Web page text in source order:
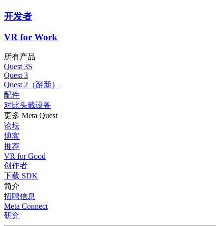
开发者
VR for Work
所有产品
Quest 3S
Quest 3
Quest 2（翻新）
配件
对比头戴设备
更多 Meta Quest
论坛
博客
推荐
VR for Good
创作者
下载 SDK
简介
招聘信息
Meta Connect
研究